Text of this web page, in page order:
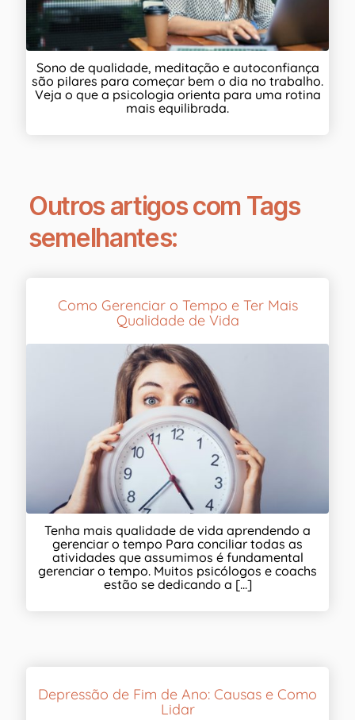
Sono de qualidade, meditação e autoconfiança
são pilares para começar bem o dia no trabalho.
Veja o que a psicologia orienta para uma rotina
mais equilibrada.
Outros artigos com Tags
semelhantes:
Como Gerenciar o Tempo e Ter Mais
Qualidade de Vida
Tenha mais qualidade de vida aprendendo a
gerenciar o tempo Para conciliar todas as
atividades que assumimos é fundamental
gerenciar o tempo. Muitos psicólogos e coachs
estão se dedicando a [...]
Depressão de Fim de Ano: Causas e Como
Lidar